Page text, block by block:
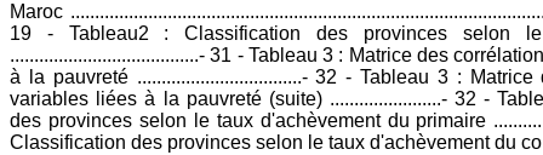
Maroc
19 - Tableau2 : Classification des provinces selon
.......................................- 31 - Tableau 3 : Matrice des
à la pauvreté ..................................- 32 - Tableau 3 :
variables liées à la pauvreté (suite) .......................- 32 -
des provinces selon le taux d'achèvement du primaire
Classification des provinces selon le taux d'achèvement du